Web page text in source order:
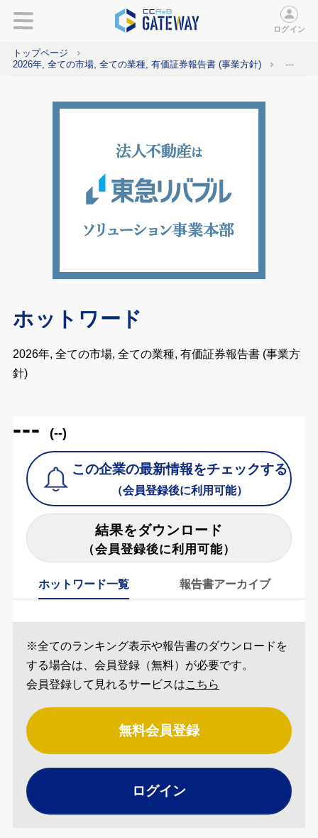
ログイン
トップページ
2026年, 全ての市場, 全ての業種, 有価証券報告書 (事業方針)
---
ホットワード
2026年, 全ての市場, 全ての業種, 有価証券報告書 (事業方
針)
--- (--)
この企業の最新情報をチェックする
（会員登録後に利用可能）
結果をダウンロード
（会員登録後に利用可能）
ホットワード一覧 報告書アーカイブ
※全てのランキング表示や報告書のダウンロードを
する場合は、会員登録（無料）が必要です。
会員登録して見れるサービスはこちら
無料会員登録
ログイン